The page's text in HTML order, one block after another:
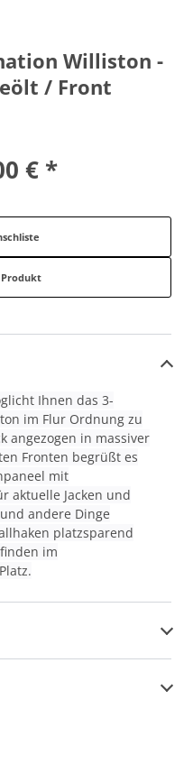
Williston -
/ Front
€ *
Produkt
Ihnen das 3-
im Flur Ordnung zu
angezogen in massiver
Fronten begrüßt es
mit
aktuelle Jacken und
andere Dinge
platzsparend
im